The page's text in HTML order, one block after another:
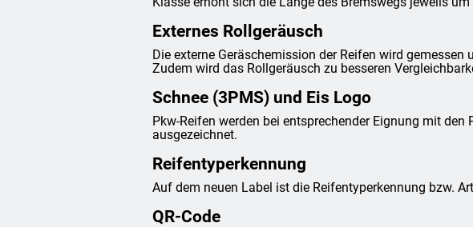
Externes Rollgeräusch
Die externe Geräschemission der Reifen wird
Zudem wird das Rollgeräusch zu besseren
Schnee (3PMS) und Eis Logo
Pkw-Reifen werden bei entsprechender Eignung mit
ausgezeichnet.
Reifentyperkennung
Auf dem neuen Label ist die Reifentyperkennung bzw.
QR-Code